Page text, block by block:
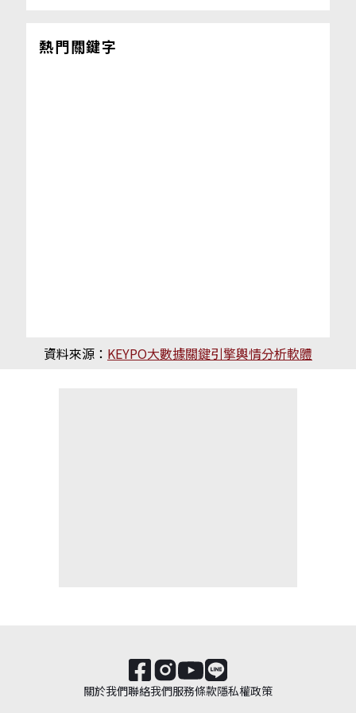
熱門關鍵字
資料來源： KEYPO大數據關鍵引擎輿情分析軟體
關於我們聯絡我們服務條款隱私權政策